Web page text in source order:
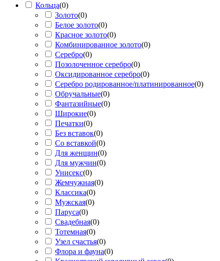
Кольца(0)
Золото(0)
Белое золото(0)
Красное золото(0)
Комбинированное золото(0)
Серебро(0)
Позолоченное серебро(0)
Оксидированное серебро(0)
Серебро родированное/платинированное(0)
Обручальные(0)
Фантазийные(0)
Широкие(0)
Печатки(0)
Без вставок(0)
Со вставкой(0)
Для женщин(0)
Для мужчин(0)
Унисекс(0)
Жемчужная(0)
Классика(0)
Мужская(0)
Паруса(0)
Свадебная(0)
Тотемная(0)
Узел счастья(0)
Флора и фауна(0)